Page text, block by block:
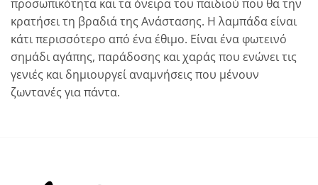
προσωπικότητα και τα όνειρα του παιδιού που θα την
κρατήσει τη βραδιά της Ανάστασης. Η λαμπάδα είναι
κάτι περισσότερο από ένα έθιμο. Είναι ένα φωτεινό
σημάδι αγάπης, παράδοσης και χαράς που ενώνει τις
γενιές και δημιουργεί αναμνήσεις που μένουν
ζωντανές για πάντα.